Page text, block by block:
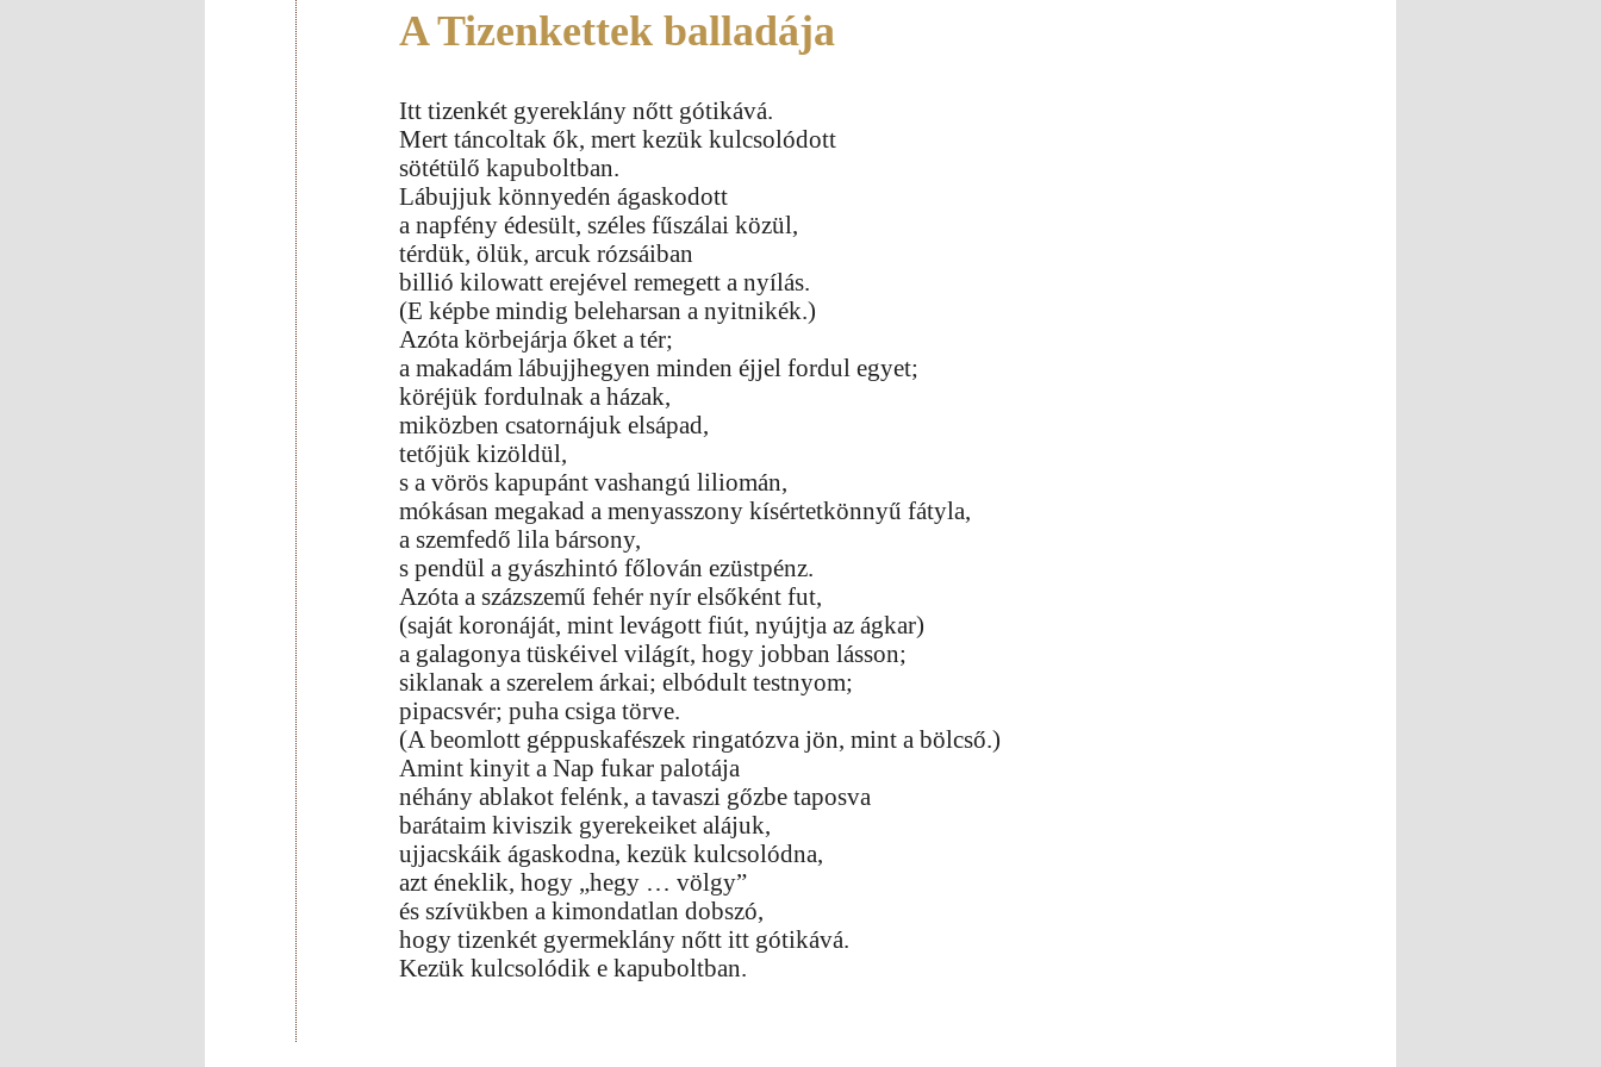
A Tizenkettek balladája
Itt tizenkét gyereklány nőtt gótikává.
Mert táncoltak ők, mert kezük kulcsolódott
sötétülő kapuboltban.
Lábujjuk könnyedén ágaskodott
a napfény édesült, széles fűszálai közül,
térdük, ölük, arcuk rózsáiban
billió kilowatt erejével remegett a nyílás.
(E képbe mindig beleharsan a nyitnikék.)
Azóta körbejárja őket a tér;
a makadám lábujjhegyen minden éjjel fordul egyet;
köréjük fordulnak a házak,
miközben csatornájuk elsápad,
tetőjük kizöldül,
s a vörös kapupánt vashangú liliomán,
mókásan megakad a menyasszony kísértetkönnyű fátyla,
a szemfedő lila bársony,
s pendül a gyászhintó főlován ezüstpénz.
Azóta a százszemű fehér nyír elsőként fut,
(saját koronáját, mint levágott fiút, nyújtja az ágkar)
a galagonya tüskéivel világít, hogy jobban lásson;
siklanak a szerelem árkai; elbódult testnyom;
pipacsvér; puha csiga törve.
(A beomlott géppuskafészek ringatózva jön, mint a bölcső.)
Amint kinyit a Nap fukar palotája
néhány ablakot felénk, a tavaszi gőzbe taposva
barátaim kiviszik gyerekeiket alájuk,
ujjacskáik ágaskodna, kezük kulcsolódna,
azt éneklik, hogy „hegy … völgy”
és szívükben a kimondatlan dobszó,
hogy tizenkét gyermeklány nőtt itt gótikává.
Kezük kulcsolódik e kapuboltban.